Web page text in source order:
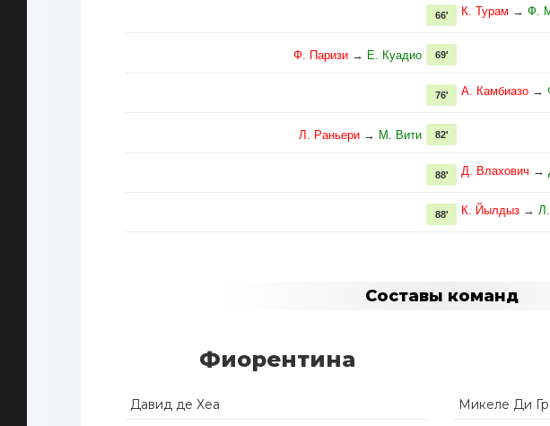
К. Турам → Ф.
66'
Ф. Паризи → Е. Куадио 69'
А. Камбиазо →
76'
Л. Раньери → М. Вити 82'
Д. Влахович →
88'
К. Йылдыз →
88'
Составы команд
Фиорентина
Давид де Хеа Микеле Ди